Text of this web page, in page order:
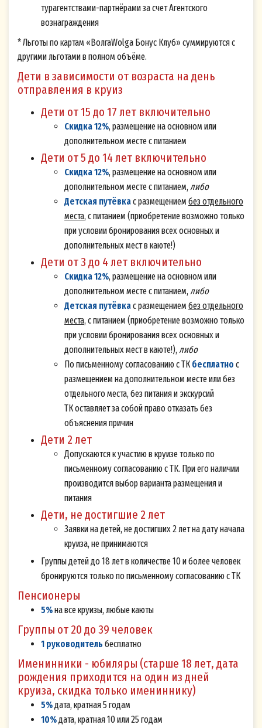
турагентствами-партнёрами за счет Агентского
вознаграждения
* Льготы по картам «ВолгаWolga Бонус Клуб» суммируются с
другими льготами в полном объёме.
Дети в зависимости от возраста на день
отправления в круиз
Дети от 15 до 17 лет включительно
Скидка 12%, размещение на основном или
дополнительном месте с питанием
Дети от 5 до 14 лет включительно
Скидка 12%, размещение на основном или
дополнительном месте с питанием, либо
Детская путёвкас размещением без отдельного
места, с питанием (приобретение возможно только
при условии бронирования всех основных и
дополнительных мест в каюте!)
Дети от 3 до 4 лет включительно
Скидка 12%, размещение на основном или
дополнительном месте с питанием, либо
Детская путёвкас размещением без отдельного
места, с питанием (приобретение возможно только
при условии бронирования всех основных и
дополнительных мест в каюте!), либо
По письменному согласованию с ТК бесплатно с
размещением на дополнительном месте или без
отдельного места, без питания и экскурсий
ТК оставляет за собой право отказать без
объяснения причин
Дети 2 лет
Допускаются к участию в круизе только по
письменному согласованию с ТК. При его наличии
производится выбор варианта размещения и
питания
Дети, не достигшие 2 лет
Заявки на детей, не достигших 2 лет на дату начала
круиза, не принимаются
Группы детей до 18 лет в количестве 10 и более человек
бронируются только по письменному согласованию с ТК
Пенсионеры
5%на все круизы, любые каюты
Группы от 20 до 39 человек
1 руководитель бесплатно
Именинники - юбиляры (старше 18 лет, дата
рождения приходится на один из дней
круиза, скидка только имениннику)
5%дата, кратная 5 годам
10%дата, кратная 10 или 25 годам
Согласие на обработку персональных
данных (Cookie)
Настоящим я, физическое лицо,
идентифицирующееся в настоящем Согласии
по адресу электронной почты (и/или номеру
мобильного телефона), указанных мной при
оформлении «Подписки на рассылку» на Сайте
volgawolga.ru (далее - Cайт), в соответствии с
Федеральным законом от 27.07.2006 г. № 152-
ФЗ «О персональных данных» свободно, своей
волей и в своем интересе даю свое Согласие на
обработку указанных персональных данных
Оператору - Обществу с ограниченной
ответственностью «Теплоходная компания
«Большой МАЯК» (ООО «Большой МАЯК»),
614000, Пермский край, г. Пермь, ул. Газеты
Звезда, д. 8, 1 этаж; ИНН 5902040240; ОГРН
1165958112374, которому принадлежит Сайт
volgawolga.ru.
Подтверждением подписания (принятия) мной
Согласия на обработку персональных данных
после того, как я ознакомился(-ась) с текстом
настоящего Согласия перед Подпиской на
рассылку на Сайте, является проставление
галочки рядом со ссылкой на текст «Я даю
своё Согласие на обработку персональных
Согласие на обработку персональных данных
дается мной с целью направления и получения
мной информационных и рекламных рассылок
Принимаю